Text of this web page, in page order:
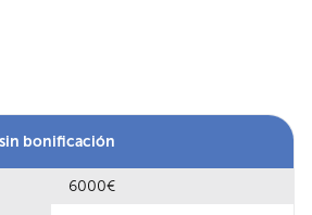
bonificación
6000€